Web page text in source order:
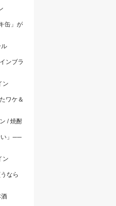
缶」が
ンブラ
ン
ワケ＆
/焼酎
い」──
ン
なら